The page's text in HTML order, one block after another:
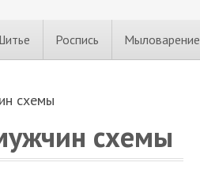
Роспись Мыловарение
схемы
схемы